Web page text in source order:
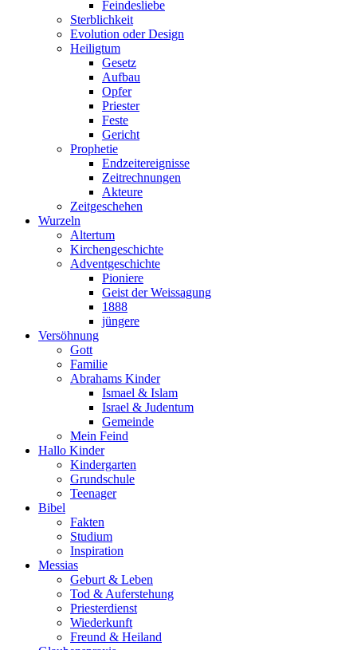
Feindesliebe
Sterblichkeit
Evolution oder Design
Heiligtum
Gesetz
Aufbau
Opfer
Priester
Feste
Gericht
Prophetie
Endzeitereignisse
Zeitrechnungen
Akteure
Zeitgeschehen
Wurzeln
Altertum
Kirchengeschichte
Adventgeschichte
Pioniere
Geist der Weissagung
1888
jüngere
Versöhnung
Gott
Familie
Abrahams Kinder
Ismael & Islam
Israel & Judentum
Gemeinde
Mein Feind
Hallo Kinder
Kindergarten
Grundschule
Teenager
Bibel
Fakten
Studium
Inspiration
Messias
Geburt & Leben
Tod & Auferstehung
Priesterdienst
Wiederkunft
Freund & Heiland